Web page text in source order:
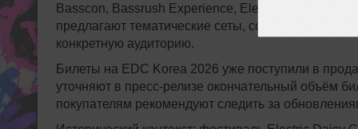
Basscon, Bassrush Experience, Electrik Seoul,
предлагают тематические сеты, собственные
конкретную аудиторию.
Билеты на EDC Korea 2026 уже поступили в
уточняют в пресс-релизе окончательный объём
покупателям рекомендуют следить за